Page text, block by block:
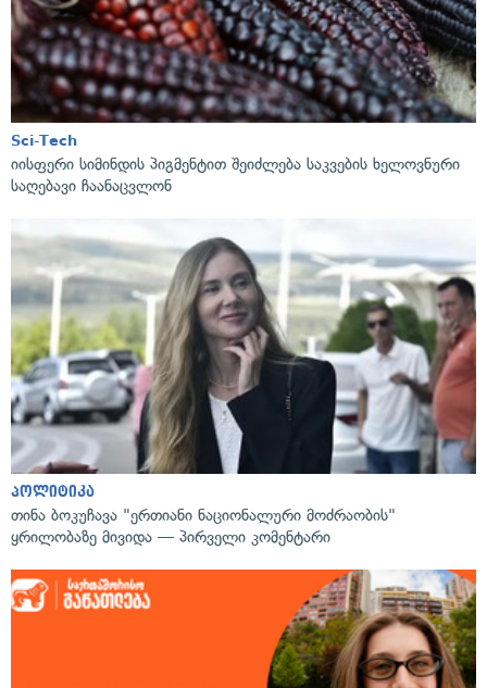
Sci-Tech
იისფერი სიმინდის პიგმენტით შეიძლება საკვების ხელოვნური
საღებავი ჩაანაცვლონ
პოლიტიკა
თინა ბოკუჩავა "ერთიანი ნაციონალური მოძრაობის"
ყრილობაზე მივიდა — პირველი კომენტარი